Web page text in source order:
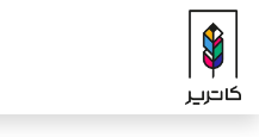
صرف نظر و مشاهده محتوا